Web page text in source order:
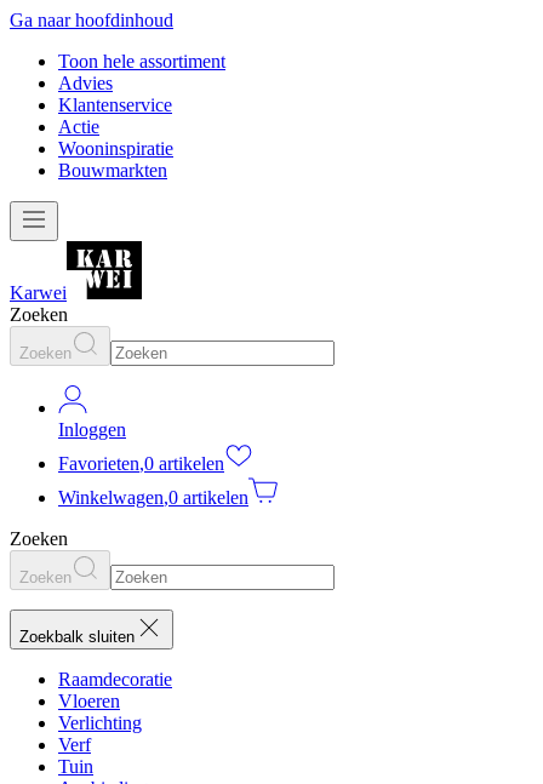
Ga naar hoofdinhoud
Toon hele assortiment
Advies
Klantenservice
Actie
Wooninspiratie
Bouwmarkten
Karwei
Zoeken
Zoeken
Inloggen
Favorieten,0 artikelen
Winkelwagen,0 artikelen
Zoeken
Zoeken
Zoekbalk sluiten
Raamdecoratie
Vloeren
Verlichting
Verf
Tuin